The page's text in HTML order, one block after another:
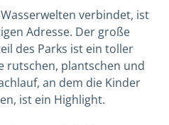
verbindet, ist
Adresse. Der große
des Parks ist ein toller
rutschen, plantschen und
an dem die Kinder
ist ein Highlight.